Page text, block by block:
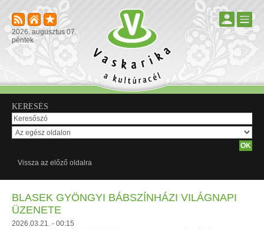
2026. augusztus 07.
péntek
KERESÉS
Vissza az előző oldalra
BLASEK GYÖNGYI BÁBSZÍNHÁZI VILÁGNAPI
ÜZENETE
2026.03.21. - 00:15